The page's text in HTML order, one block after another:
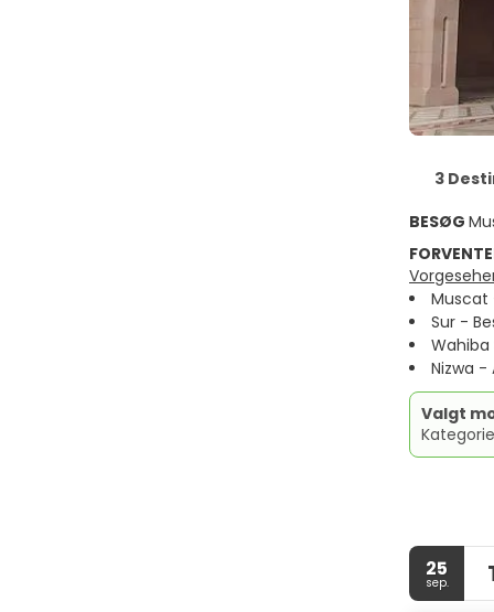
3
BESØG
Muscat
Sur -
Wahiba
Nizwa -
Valgt
25
sep.